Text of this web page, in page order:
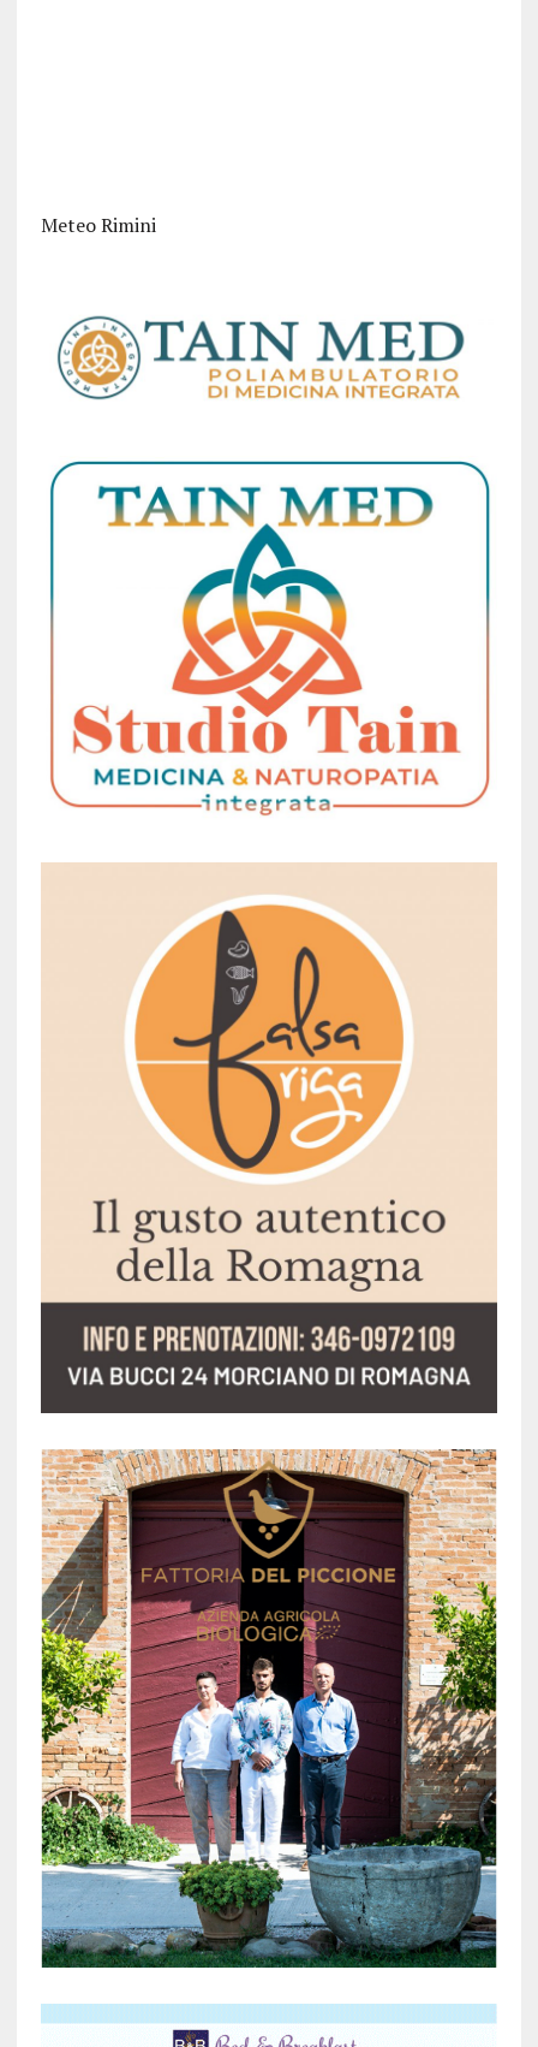
Meteo Rimini